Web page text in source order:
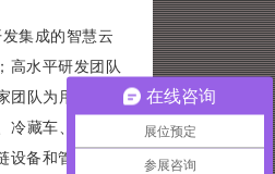
集成的智慧云
高水平研发团队
队为用户提供
藏车、保温箱
备和管理软件
在线咨询
展位预定
参展咨询